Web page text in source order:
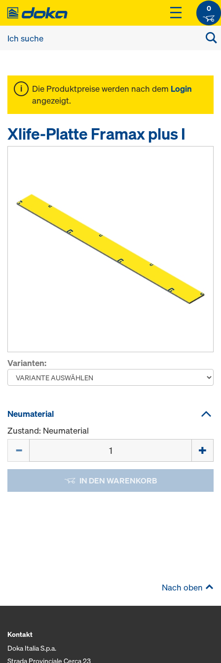
0
Die Produktpreise werden nach dem Login
angezeigt.
Xlife-Platte Framax plus I
Varianten:
Neumaterial
Zustand: Neumaterial
IN DEN WARENKORB
Nach oben
Kontakt
Doka Italia S.p.a.
Strada Provinciale Cerca 23